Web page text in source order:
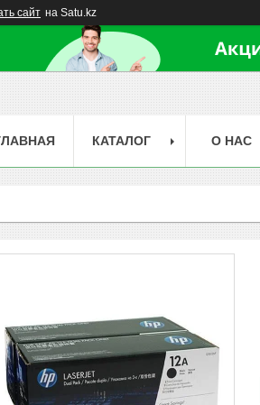
сайт на Satu.kz
КАТАЛОГ О НАС